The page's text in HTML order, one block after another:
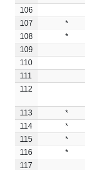
106
107
*
108
*
109
110
111
112
113
*
114
*
115
*
116
*
117